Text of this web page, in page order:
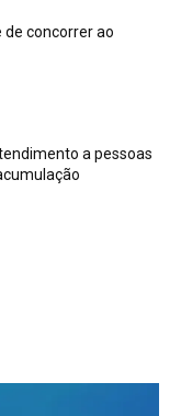
de concorrer ao
a pessoas